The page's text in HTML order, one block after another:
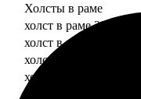
Холсты в раме
холст в раме 20х20
холст в раме 20х30
холст в раме 30х30
холст в раме 30х40